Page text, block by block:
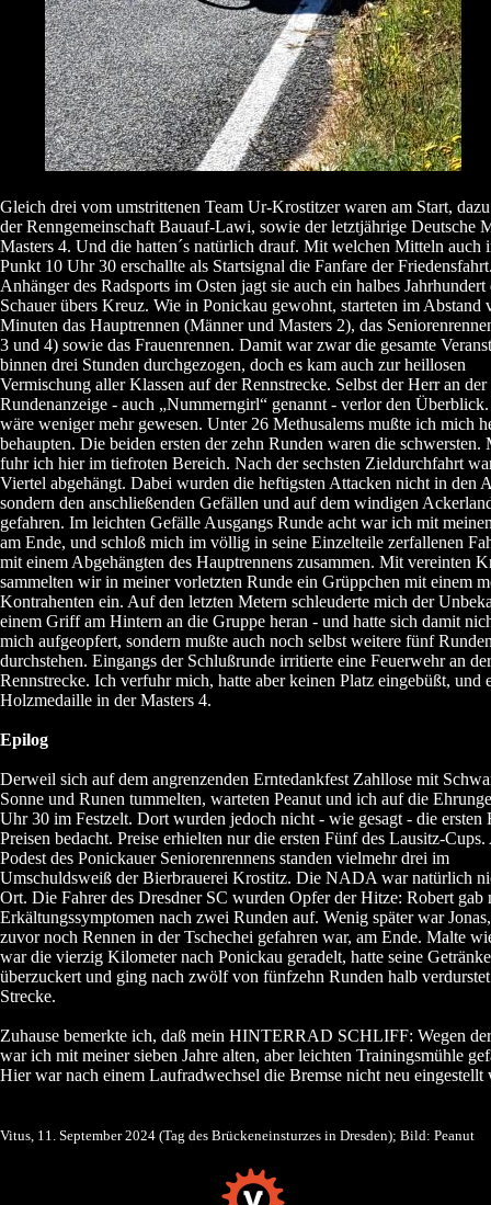
Gleich drei vom umstrittenen Team Ur-Krostitzer waren am Start,
der Renngemeinschaft Bauauf-Lawi, sowie der letztjährige Deutsche
Masters 4. Und die hatten´s natürlich drauf. Mit welchen Mitteln auch
Punkt 10 Uhr 30 erschallte als Startsignal die Fanfare der
Anhänger des Radsports im Osten jagt sie auch ein halbes Jahrhundert
Schauer übers Kreuz. Wie in Ponickau gewohnt, starteten im Abstand
Minuten das Hauptrennen (Männer und Masters 2), das
3 und 4) sowie das Frauenrennen. Damit war zwar die gesamte
binnen drei Stunden durchgezogen, doch es kam auch zur heillosen
Vermischung aller Klassen auf der Rennstrecke. Selbst der Herr an der
Rundenanzeige - auch „Nummerngirl“ genannt - verlor den
wäre weniger mehr gewesen. Unter 26 Methusalems mußte ich mich
behaupten. Die beiden ersten der zehn Runden waren die schwersten.
fuhr ich hier im tiefroten Bereich. Nach der sechsten Zieldurchfahrt
Viertel abgehängt. Dabei wurden die heftigsten Attacken nicht in den
sondern den anschließenden Gefällen und auf dem windigen
gefahren. Im leichten Gefälle Ausgangs Runde acht war ich mit
am Ende, und schloß mich im völlig in seine Einzelteile zerfallenen
mit einem Abgehängten des Hauptrennens zusammen. Mit vereinten
sammelten wir in meiner vorletzten Runde ein Grüppchen mit einem
Kontrahenten ein. Auf den letzten Metern schleuderte mich der
einem Griff am Hintern an die Gruppe heran - und hatte sich damit
mich aufgeopfert, sondern mußte auch noch selbst weitere fünf
durchstehen. Eingangs der Schlußrunde irritierte eine Feuerwehr an der
Rennstrecke. Ich verfuhr mich, hatte aber keinen Platz eingebüßt, und
Holzmedaille in der Masters 4.
Epilog
Derweil sich auf dem angrenzenden Erntedankfest Zahllose mit
Sonne und Runen tummelten, warteten Peanut und ich auf die
Uhr 30 im Festzelt. Dort wurden jedoch nicht - wie gesagt - die ersten
Preisen bedacht. Preise erhielten nur die ersten Fünf des Lausitz-
Podest des Ponickauer Seniorenrennens standen vielmehr drei im
Umschuldsweiß der Bierbrauerei Krostitz. Die NADA war natürlich
Ort. Die Fahrer des Dresdner SC wurden Opfer der Hitze: Robert gab
Erkältungssymptomen nach zwei Runden auf. Wenig später war
zuvor noch Rennen in der Tschechei gefahren war, am Ende. Malte
war die vierzig Kilometer nach Ponickau geradelt, hatte seine Getränke
überzuckert und ging nach zwölf von fünfzehn Runden halb
Strecke.
Zuhause bemerkte ich, daß mein HINTERRAD SCHLIFF: Wegen
war ich mit meiner sieben Jahre alten, aber leichten Trainingsmühle
Hier war nach einem Laufradwechsel die Bremse nicht neu eingestellt
Vitus, 11. September 2024 (Tag des Brückeneinsturzes in Dresden); Bild: Peanut